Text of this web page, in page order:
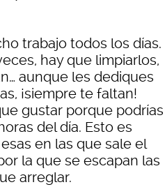
trabajo todos los días.
hay que limpiarlos,
aunque les dediques
¡siempre te faltan!
gustar porque podrías
del día. Esto es
en las que sale el
la que se escapan las
arreglar.